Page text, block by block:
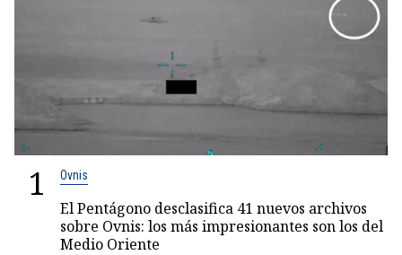
1 Ovnis
El Pentágono desclasifica 41 nuevos archivos
sobre Ovnis: los más impresionantes son los del
Medio Oriente